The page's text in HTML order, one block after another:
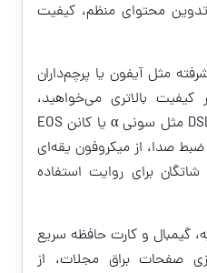
محتوای منظم، کیفیت
مثل آیفون یا پرچم‌داران
کیفیت بالاتری می‌خواهید،
دوربین‌های mirrorless یا DSLR مثل سونی α یا کانن EOS
صدا، از میکروفون یقه‌ای
برای روایت استفاده
گیمبال و کارت حافظه سریع
صفحات براق مجلات، از